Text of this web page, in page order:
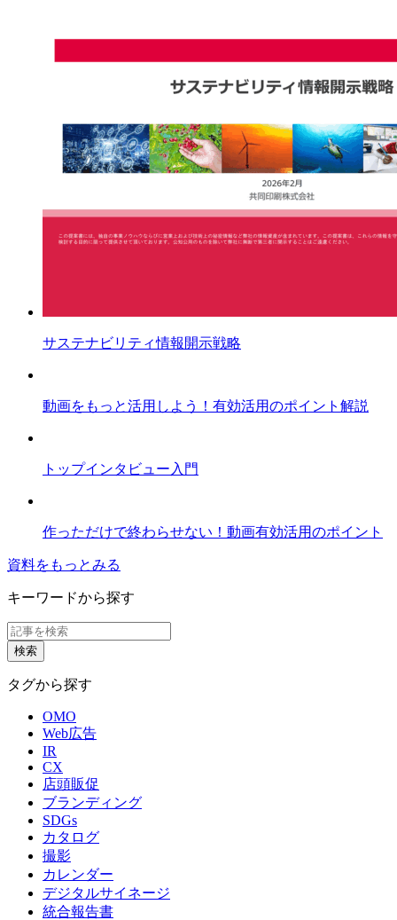
サステナビリティ情報開示戦略
動画をもっと活用しよう！有効活用のポイント解説
トップインタビュー入門
作っただけで終わらせない！動画有効活用のポイント
資料をもっとみる
キーワードから探す
タグから探す
OMO
Web広告
IR
CX
店頭販促
ブランディング
SDGs
カタログ
撮影
カレンダー
デジタルサイネージ
統合報告書